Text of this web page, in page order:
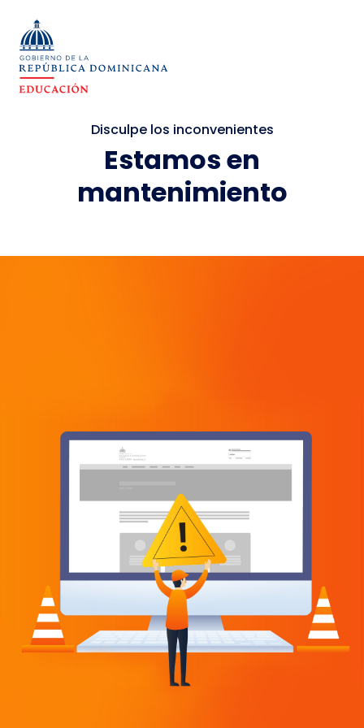
Disculpe los inconvenientes
Estamos en
mantenimiento